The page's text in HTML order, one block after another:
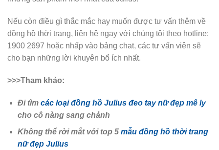
Nếu còn điều gì thắc mắc hay muốn được tư vấn thêm về
đồng hồ thời trang, liên hệ ngay với chúng tôi theo hotline:
1900 2697 hoặc nhấp vào bảng chat, các tư vấn viên sẽ
cho bạn những lời khuyên bổ ích nhất.
>>>Tham khảo:
Đi tìm các loại đồng hồ Julius đeo tay nữ đẹp mê ly
cho cô nàng sang chảnh
Không thể rời mắt với top 5 mẫu đồng hồ thời trang
nữ đẹp Julius